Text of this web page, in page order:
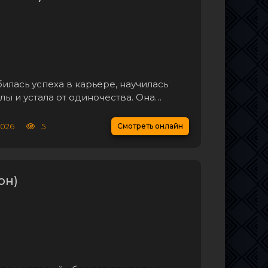
успеха в карьере, научилась
и устала от одиночества. Она
прямолинейный Кадир и
5 Смотреть онлайн